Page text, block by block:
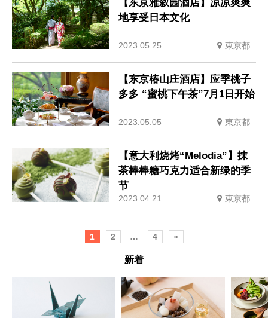
【东京雅叙园酒店】凉凉爽爽
地享受日本文化
2023.05.25 東京都
【东京椿山庄酒店】应季桃子
多多 “蜜桃下午茶”7月1日开始
2023.05.05 東京都
【意大利烧烤“Melodia”】抹
茶棒棒糖巧克力适合新绿的季
节
2023.04.21 東京都
1 2 … 4 »
新着